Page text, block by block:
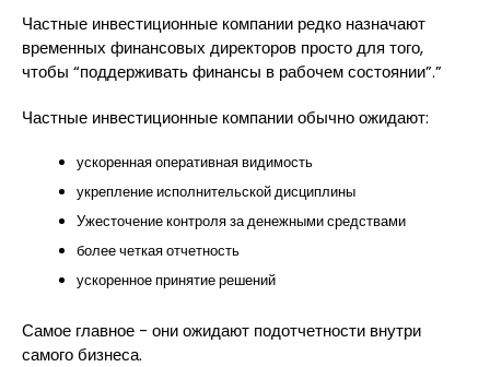
Частные инвестиционные компании редко назначают
временных финансовых директоров просто для того,
чтобы “поддерживать финансы в рабочем состоянии”.”
Частные инвестиционные компании обычно ожидают:
ускоренная оперативная видимость
укрепление исполнительской дисциплины
Ужесточение контроля за денежными средствами
более четкая отчетность
ускоренное принятие решений
Самое главное - они ожидают подотчетности внутри
самого бизнеса.